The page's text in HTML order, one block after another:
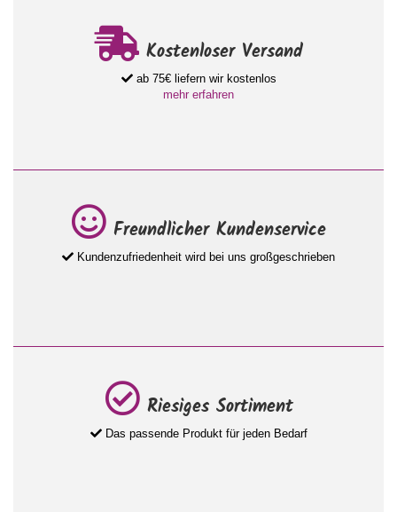
Kostenloser Versand
ab 75€ liefern wir kostenlos
mehr erfahren
Freundlicher Kundenservice
Kundenzufriedenheit wird bei uns großgeschrieben
Riesiges Sortiment
Das passende Produkt für jeden Bedarf